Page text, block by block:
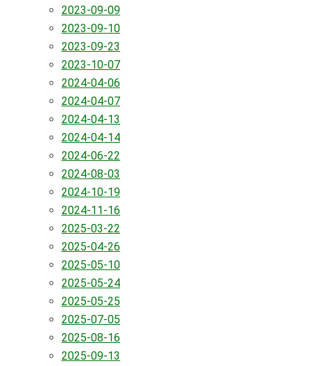
2023-09-09
2023-09-10
2023-09-23
2023-10-07
2024-04-06
2024-04-07
2024-04-13
2024-04-14
2024-06-22
2024-08-03
2024-10-19
2024-11-16
2025-03-22
2025-04-26
2025-05-10
2025-05-24
2025-05-25
2025-07-05
2025-08-16
2025-09-13